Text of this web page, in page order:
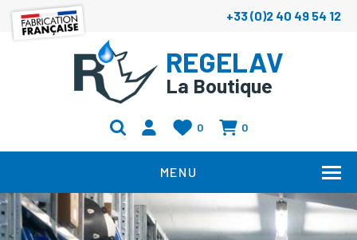
+33 (0)2 40 49 54 12
REGELAV
La Boutique
0 0
MENU